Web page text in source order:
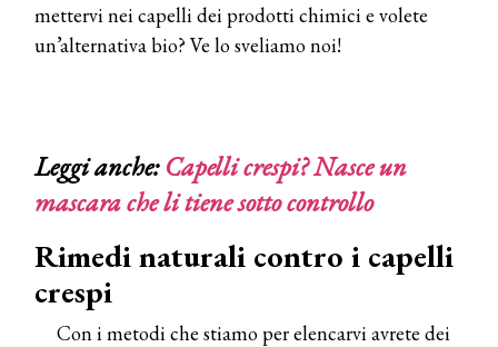
mettervi nei capelli dei prodotti chimici e volete
un’alternativa bio? Ve lo sveliamo noi!
Leggi anche:Capelli crespi? Nasce un
mascara che li tiene sotto controllo
Rimedi naturali contro i capelli
crespi
Con i metodi che stiamo per elencarvi avrete dei